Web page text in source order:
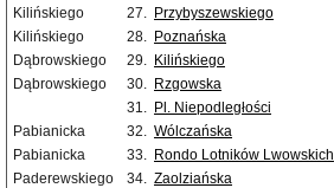
Kilińskiego
27. Przybyszewskiego
Kilińskiego
28. Poznańska
Dąbrowskiego
29. Kilińskiego
Dąbrowskiego
30. Rzgowska
31. Pl. Niepodległości
Pabianicka
32. Wólczańska
Pabianicka
33. Rondo Lotników Lwowskich
Paderewskiego
34. Zaolziańska